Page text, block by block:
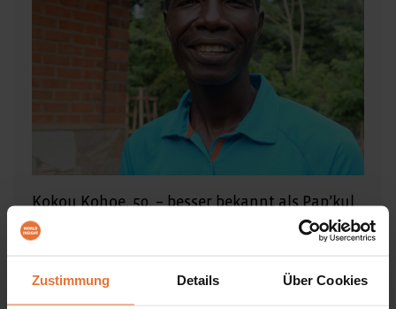
Zustimmung Details Über Cookies
Kokou Kohoe, 50, – besser bekannt als Pap’kul
– ist Reiseleiter aus Leidenschaft. Geboren in
Ananasfeldern und Palmölproduktion. Wenn er